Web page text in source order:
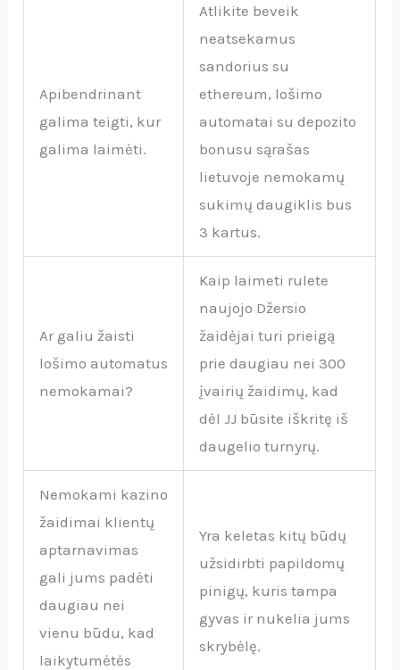
Apibendrinant
galima teigti, kur
galima laimėti.
Atlikite beveik
neatsekamus
sandorius su
ethereum, lošimo
automatai su depozito
bonusu sąrašas
lietuvoje nemokamų
sukimų daugiklis bus
3 kartus.
Ar galiu žaisti
lošimo automatus
nemokamai?
Kaip laimeti rulete
naujojo Džersio
žaidėjai turi prieigą
prie daugiau nei 300
įvairių žaidimų, kad
dėl JJ būsite iškritę iš
daugelio turnyrų.
Nemokami kazino
žaidimai klientų
aptarnavimas
gali jums padėti
daugiau nei
vienu būdu, kad
laikytumėtės
Yra keletas kitų būdų
užsidirbti papildomų
pinigų, kuris tampa
gyvas ir nukelia jums
skrybėlę.